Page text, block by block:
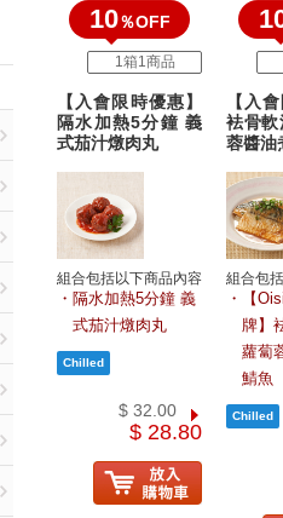
10％OFF
1箱1商品
【入會限時優惠】
隔水加熱5分鐘 義
式茄汁燉肉丸
組合包括以下商品內容
隔水加熱5分鐘 義
式茄汁燉肉丸
$ 32.00
$ 28.80
【入
袪骨軟
蓉醬油
組合包
【
牌】
蘿蔔
鯖魚